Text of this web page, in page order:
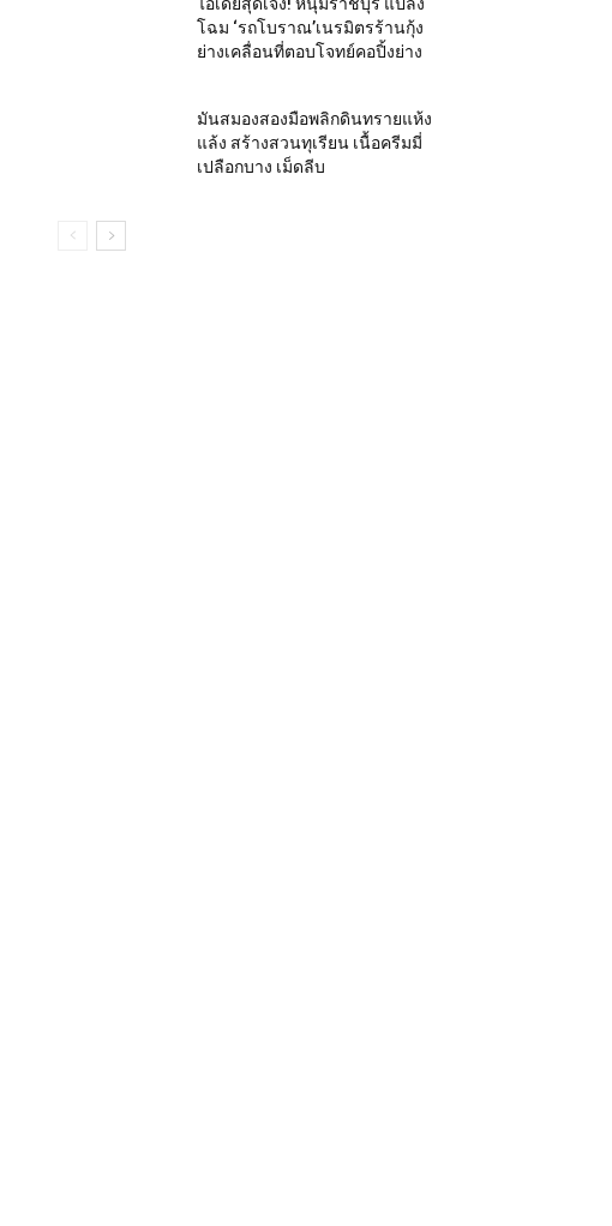
โฉม ‘รถโบราณ’เนรมิตรร้านกุ้ง
ย่างเคลื่อนที่ตอบโจทย์คอปิ้งย่าง
มันสมองสองมือพลิกดินทรายแห้ง
แล้ง สร้างสวนทุเรียน เนื้อครีมมี่
เปลือกบาง เม็ดลีบ